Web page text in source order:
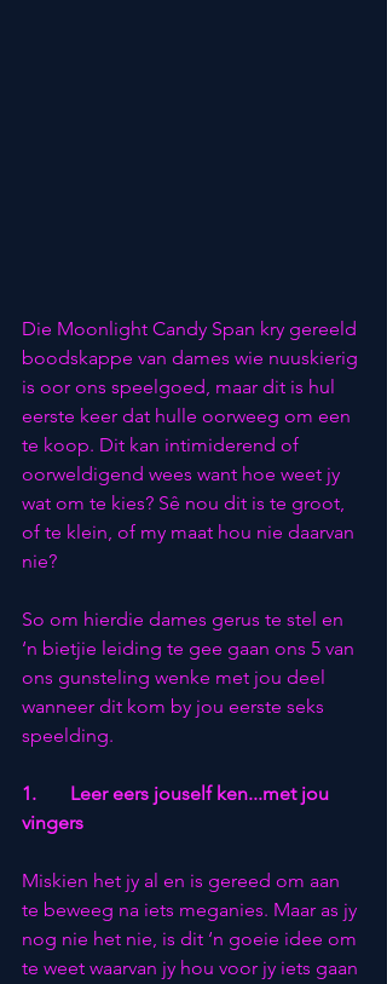
Die Moonlight Candy Span kry gereeld
boodskappe van dames wie nuuskierig
is oor ons speelgoed, maar dit is hul
eerste keer dat hulle oorweeg om een
te koop. Dit kan intimiderend of
oorweldigend wees want hoe weet jy
wat om te kies? Sê nou dit is te groot,
of te klein, of my maat hou nie daarvan
nie?
So om hierdie dames gerus te stel en
‘n bietjie leiding te gee gaan ons 5 van
ons gunsteling wenke met jou deel
wanneer dit kom by jou eerste seks
speelding.
1.       Leer eers jouself ken...met jou
vingers
Miskien het jy al en is gereed om aan
te beweeg na iets meganies. Maar as jy
nog nie het nie, is dit ‘n goeie idee om
te weet waarvan jy hou voor jy iets gaan